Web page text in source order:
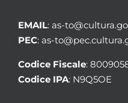
EMAIL: as-
PEC: as-
Codice Fiscale:
Codice IPA: N9Q5OE